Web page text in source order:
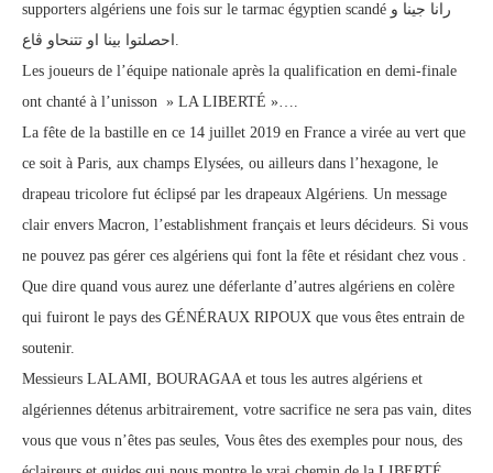
supporters algériens une fois sur le tarmac égyptien scandé رانا جينا و
احصلتوا بينا او تتنحاو ڨاع.
Les joueurs de l’équipe nationale après la qualification en demi-finale
ont chanté à l’unisson » LA LIBERTÉ »….
La fête de la bastille en ce 14 juillet 2019 en France a virée au vert que
ce soit à Paris, aux champs Elysées, ou ailleurs dans l’hexagone, le
drapeau tricolore fut éclipsé par les drapeaux Algériens. Un message
clair envers Macron, l’establishment français et leurs décideurs. Si vous
ne pouvez pas gérer ces algériens qui font la fête et résidant chez vous .
Que dire quand vous aurez une déferlante d’autres algériens en colère
qui fuiront le pays des GÉNÉRAUX RIPOUX que vous êtes entrain de
soutenir.
Messieurs LALAMI, BOURAGAA et tous les autres algériens et
algériennes détenus arbitrairement, votre sacrifice ne sera pas vain, dites
vous que vous n’êtes pas seules, Vous êtes des exemples pour nous, des